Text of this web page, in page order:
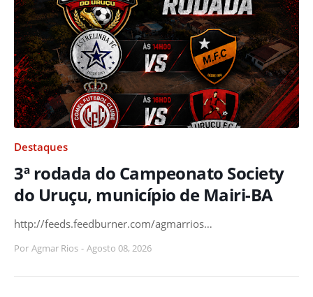
Destaques
3ª rodada do Campeonato Society
do Uruçu, município de Mairi-BA
http://feeds.feedburner.com/agmarrios…
Por Agmar Rios - Agosto 08, 2026